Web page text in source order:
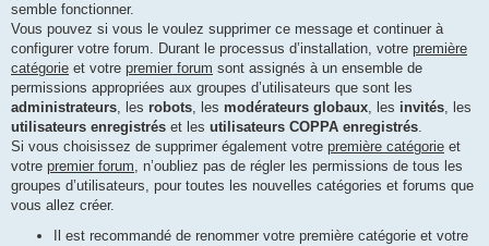
a
g
semble fonctionner.
Vous pouvez si vous le voulez supprimer ce message et continuer à
configurer votre forum. Durant le processus d’installation, votre première
catégorie et votre premier forum sont assignés à un ensemble de
permissions appropriées aux groupes d’utilisateurs que sont les
administrateurs, les robots, les modérateurs globaux, les invités, les
utilisateurs enregistrés et les utilisateurs COPPA enregistrés.
Si vous choisissez de supprimer également votre première catégorie et
votre premier forum, n’oubliez pas de régler les permissions de tous les
groupes d’utilisateurs, pour toutes les nouvelles catégories et forums que
vous allez créer.
Il est recommandé de renommer votre première catégorie et votre